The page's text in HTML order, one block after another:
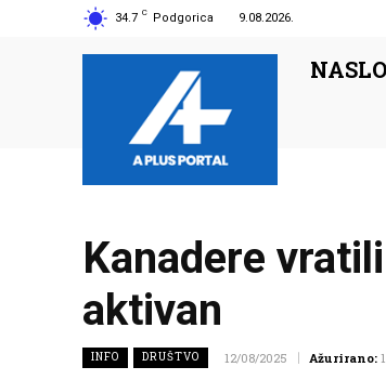
34.7 C Podgorica 9.08.2026.
Kanadere
aktivan
INFO DRUŠTVO 12/08/2025 Ažurirano: